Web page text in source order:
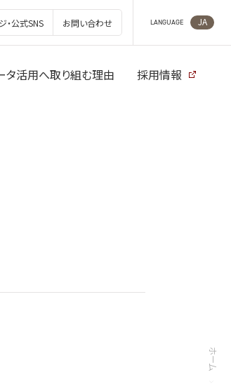
・公式SNS お問い合わせ LANGUAGE JA
タ活用へ取り組む理由 採用情報
ホーム